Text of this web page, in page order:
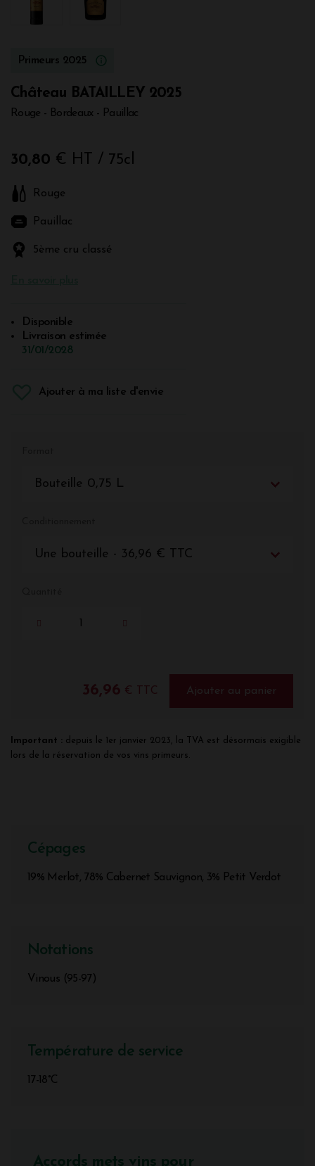
Primeurs 2025
Château BATAILLEY 2025
Rouge - Bordeaux - Pauillac
30,80 € HT / 75cl
Rouge
Pauillac
5ème cru classé
Disponible
Livraison estimée
31/01/2028
Ajouter à ma liste d'envie
Bouteille 0,75 L
Une bouteille - 36,96 € TTC
36,96 € TTC Ajouter au panier
Important : depuis le 1er janvier 2023, la TVA est désormais exigible
lors de la réservation de vos vins primeurs.
Cépages
19% Merlot, 78% Cabernet Sauvignon, 3% Petit Verdot
Notations
Vinous (95-97)
Température de service
17-18°C
Accords mets vins pour